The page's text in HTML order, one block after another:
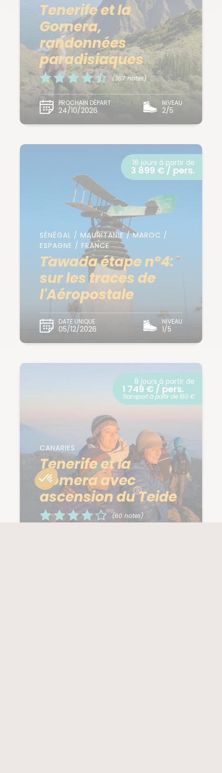
Tenerife et la
Gomera,
randonnées
paradisiaques
(367 notes)
PROCHAIN DÉPART
24/10/2026
NIVEAU
2/5
SÉNÉGAL / MAURITANIE / MAROC /
ESPAGNE / FRANCE
Tawada étape n°4:
sur les traces de
l'Aéropostale
DATE UNIQUE
05/12/2026
NIVEAU
1/5
16 jours à partir de
3 899 € / pers.
CANARIES
Tenerife et la
Gomera avec
ascension du Teide
(60 notes)
8 jours à partir de
1 749 € / pers.
Transport à partir de 150 €